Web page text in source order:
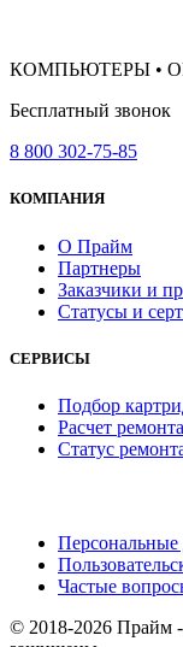
КОМПЬЮТЕРЫ •
Бесплатный звонок
8 800 302-75-85
КОМПАНИЯ
О Прайм
Партнеры
Заказчики и
Статусы и
СЕРВИСЫ
Подбор
Расчет ремонта
Статус
Частые
© 2018-2026 Прайм -